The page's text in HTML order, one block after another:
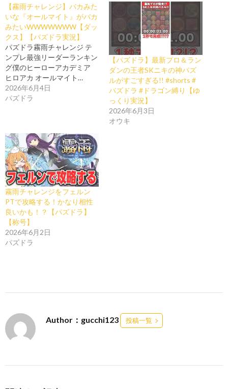
【霧雨チャレンジ】バカみた
いな『オールマイト』がバカ
みたいWWWWWWW【ダッ
クス】【パズドラ実況】
パズドラ霧雨チャレンジ テ
ンプレ最強リーダーランキン
グ僕のヒーローアカデミア
ヒロアカ オールマイト…
2026年6月4日
パズドラ
【パズドラ】最新プロ＆ラン
ダンの王者SKニキの神パズ
ルがすごすぎる!! #shorts #
パズドラ #ドラゴン縛り【ゆ
っくり実況】
2026年6月3日
オウキ
霧雨チャレンジをフェルン
PTで攻略する！かなり相性
良いかも！？【パズドラ】
【称号】
2026年6月2日
パズドラ
Author：gucchi123 投稿一覧